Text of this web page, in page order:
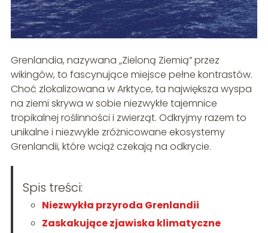
Grenlandia, nazywana „Zieloną Ziemią” przez
wikingów, to fascynujące miejsce pełne kontrastów.
Choć zlokalizowana w Arktyce, ta największa wyspa
na ziemi skrywa w sobie niezwykłe tajemnice
tropikalnej roślinności i zwierząt. Odkryjmy razem to
unikalne i niezwykle zróżnicowane ekosystemy
Grenlandii, które wciąż czekają na odkrycie.
Spis treści:
Niezwykła przyroda Grenlandii
Zaskakujące zjawiska klimatyczne